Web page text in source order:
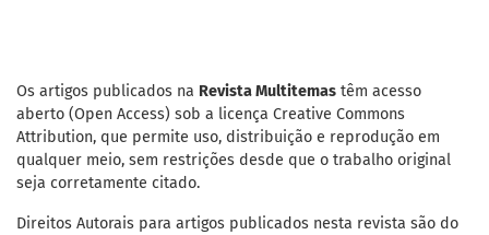
Os artigos publicados na Revista Multitemas têm acesso
aberto (Open Access) sob a licença Creative Commons
Attribution, que permite uso, distribuição e reprodução em
qualquer meio, sem restrições desde que o trabalho original
seja corretamente citado.
Direitos Autorais para artigos publicados nesta revista são do